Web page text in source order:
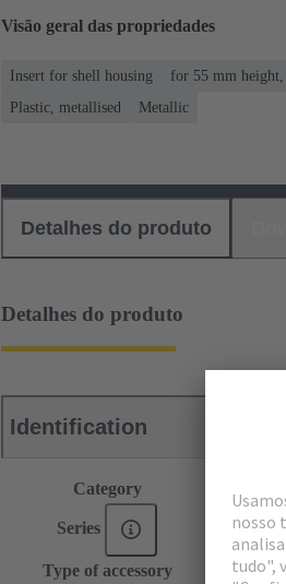
Visão geral das propriedades
Insert for shell housing
for 55 mm
Plastic, metallised
Metallic
Detalhes do produto
Detalhes do produto
Identification
Category
Series DIN
Type of accessory
Insert for